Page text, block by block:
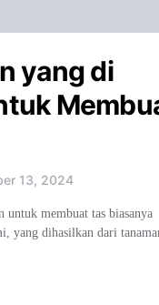
yang di
13, 2024
untuk membuat tas biasanya
yang dihasilkan dari